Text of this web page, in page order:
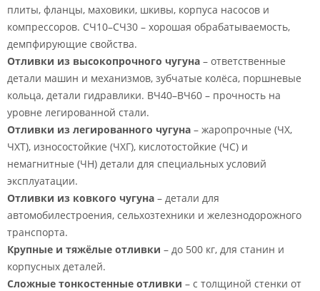
плиты, фланцы, маховики, шкивы, корпуса насосов и
компрессоров. СЧ10–СЧ30 – хорошая обрабатываемость,
демпфирующие свойства.
Отливки из высокопрочного чугуна – ответственные
детали машин и механизмов, зубчатые колёса, поршневые
кольца, детали гидравлики. ВЧ40–ВЧ60 – прочность на
уровне легированной стали.
Отливки из легированного чугуна – жаропрочные (ЧХ,
ЧХТ), износостойкие (ЧХГ), кислотостойкие (ЧС) и
немагнитные (ЧН) детали для специальных условий
эксплуатации.
Отливки из ковкого чугуна – детали для
автомобилестроения, сельхозтехники и железнодорожного
транспорта.
Крупные и тяжёлые отливки – до 500 кг, для станин и
корпусных деталей.
Сложные тонкостенные отливки – с толщиной стенки от